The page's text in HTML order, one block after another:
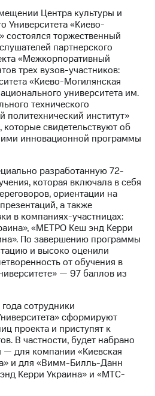
Центра культуры и
Университета «Киево-
состоялся торжественный
партнерского
«Межкорпоративный
трех вузов-участников:
«Киево-Могилянская
университета им.
технического
политехнический институт»
свидетельствуют об
инновационной программы
разработанную 72-
которая включала в себя
ориентации на
а также
в компаниях-участницах:
«МЕТРО Кеш энд Керри
По завершению программы
и высоко оценили
от обучения в
— 97 баллов из
сотрудники
сформируют
проекта и приступят к
В частности, будет набрано
— для компании «Киевская
и для «Вимм-Билль-Данн
Керри Украина» и «МТС-